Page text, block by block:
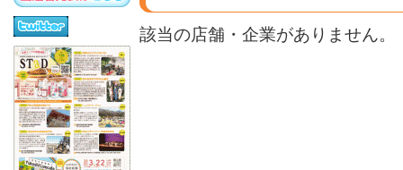
該当の店舗・企業がありません。